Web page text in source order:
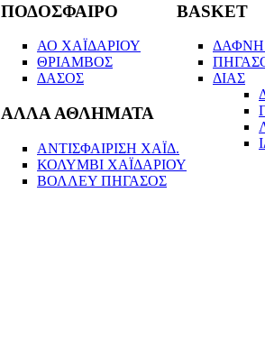
ΠΟΔΟΣΦΑΙΡΟ
ΑΟ ΧΑΪΔΑΡΙΟΥ
ΘΡΙΑΜΒΟΣ
ΔΑΣΟΣ
BASKET
ΔΑΦΝΗ
ΔΙΑΣ
ΑΛΛΑ ΑΘΛΗΜΑΤΑ
ΑΝΤΙΣΦΑΙΡΙΣΗ ΧΑΪΔ.
ΚΟΛΥΜΒΙ ΧΑΪΔΑΡΙΟΥ
ΒΟΛΛΕΥ ΠΗΓΑΣΟΣ